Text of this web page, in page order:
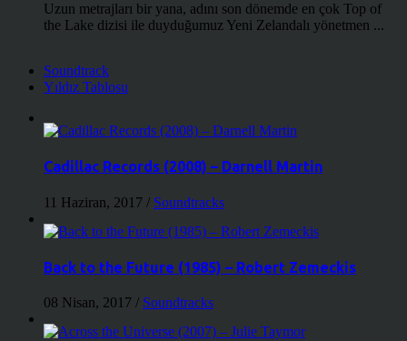
Uzun metrajları bir yana, adını son dönemde en çok Top of
the Lake dizisi ile duyduğumuz Yeni Zelandalı yönetmen ...
Soundtrack
Yıldız Tablosu
Cadillac Records (2008) – Darnell Martin
11 Haziran, 2017 / Soundtracks
Back to the Future (1985) – Robert Zemeckis
08 Nisan, 2017 / Soundtracks